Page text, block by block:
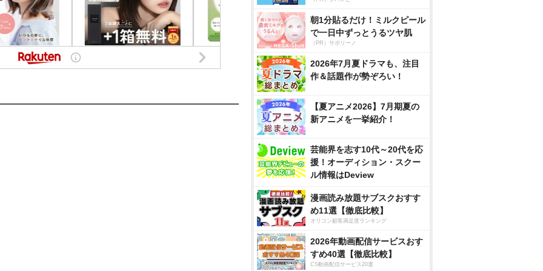
朝1分貼るだけ！ミルクピール
で一日中ずっとうるツヤ肌
（PR）サボリーノ
2026年7月夏ドラマも、注目
作＆話題作が勢ぞろい！
【夏アニメ2026】7月期夏の
新アニメを一挙紹介！
芸能界を志す10代～20代を応
援！オーディション・スクー
ル情報はDeview
漫画読み放題サブスクおすす
め11選【徹底比較】
オリコン顧客満足度ランキング
2026年動画配信サービスおす
すめ40選【徹底比較】
CS動画配信サービス20選